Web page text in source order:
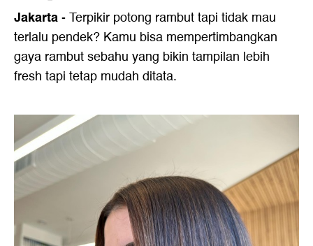
Jakarta- Terpikir potong rambut tapi tidak mau
terlalu pendek? Kamu bisa mempertimbangkan
gaya rambut sebahu yang bikin tampilan lebih
fresh tapi tetap mudah ditata.